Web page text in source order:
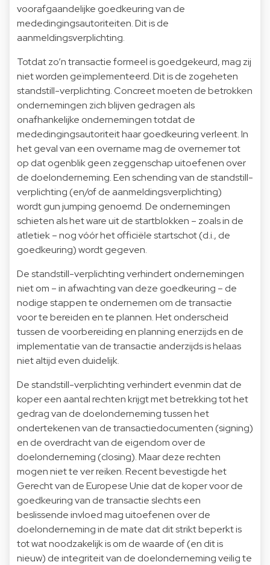
voorafgaandelijke goedkeuring van de
mededingingsautoriteiten. Dit is de
aanmeldingsverplichting.
Totdat zo’n transactie formeel is goedgekeurd, mag zij
niet worden geïmplementeerd. Dit is de zogeheten
standstill-verplichting. Concreet moeten de betrokken
ondernemingen zich blijven gedragen als
onafhankelijke ondernemingen totdat de
mededingingsautoriteit haar goedkeuring verleent. In
het geval van een overname mag de overnemer tot
op dat ogenblik geen zeggenschap uitoefenen over
de doelonderneming. Een schending van de standstill-
verplichting (en/of de aanmeldingsverplichting)
wordt gun jumping genoemd. De ondernemingen
schieten als het ware uit de startblokken – zoals in de
atletiek – nog vóór het officiële startschot (d.i., de
goedkeuring) wordt gegeven.
De standstill-verplichting verhindert ondernemingen
niet om – in afwachting van deze goedkeuring – de
nodige stappen te ondernemen om de transactie
voor te bereiden en te plannen. Het onderscheid
tussen de voorbereiding en planning enerzijds en de
implementatie van de transactie anderzijds is helaas
niet altijd even duidelijk.
De standstill-verplichting verhindert evenmin dat de
koper een aantal rechten krijgt met betrekking tot het
gedrag van de doelonderneming tussen het
ondertekenen van de transactiedocumenten (signing)
en de overdracht van de eigendom over de
doelonderneming (closing). Maar deze rechten
mogen niet te ver reiken. Recent bevestigde het
Gerecht van de Europese Unie dat de koper voor de
goedkeuring van de transactie slechts een
beslissende invloed mag uitoefenen over de
doelonderneming in de mate dat dit strikt beperkt is
tot wat noodzakelijk is om de waarde of (en dit is
nieuw) de integriteit van de doelonderneming veilig te